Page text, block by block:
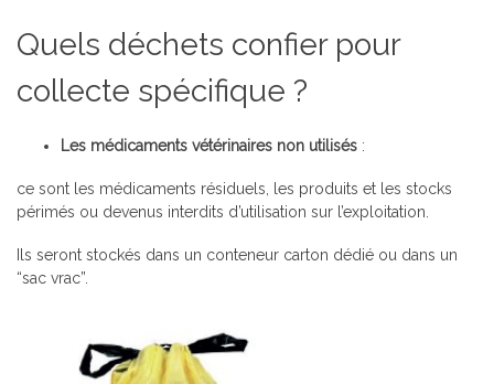
Quels déchets confier pour
collecte spécifique ?
Les médicaments vétérinaires non utilisés :
ce sont les médicaments résiduels, les produits et les stocks
périmés ou devenus interdits d’utilisation sur l’exploitation.
Ils seront stockés dans un conteneur carton dédié ou dans un
“sac vrac”.